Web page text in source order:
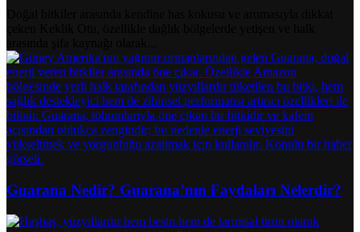
Guarana Nedir? Guarana’nın Faydaları Nelerdir?